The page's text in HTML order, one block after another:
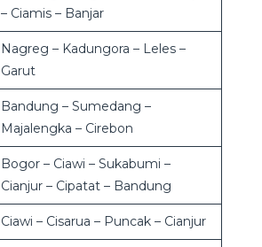
– Ciamis – Banjar
Nagreg – Kadungora – Leles –
Garut
Bandung – Sumedang –
Majalengka – Cirebon
Bogor – Ciawi – Sukabumi –
Cianjur – Cipatat – Bandung
Ciawi – Cisarua – Puncak – Cianjur